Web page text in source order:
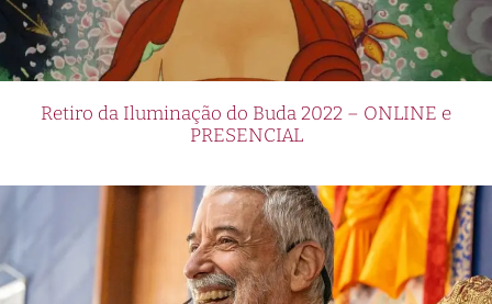
Retiro da Iluminação do Buda 2022 – ONLINE e
PRESENCIAL